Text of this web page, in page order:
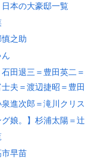
日本の大豪邸一覧
慎之助
ん
石田退三＝豊田英二
夫＝渡辺捷昭＝豊
泉進次郎＝滝川クリ
グ娘。】杉浦太陽＝
市早苗